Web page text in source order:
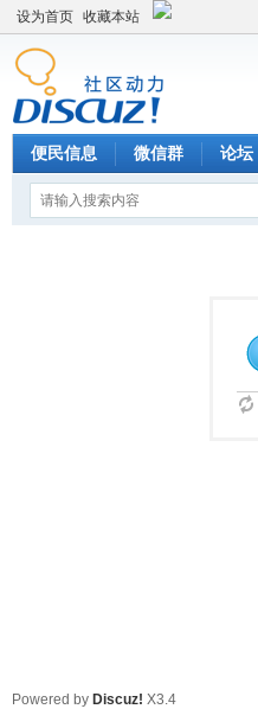
设为首页 收藏本站
便民信息 微信群 论坛
Powered by Discuz! X3.4